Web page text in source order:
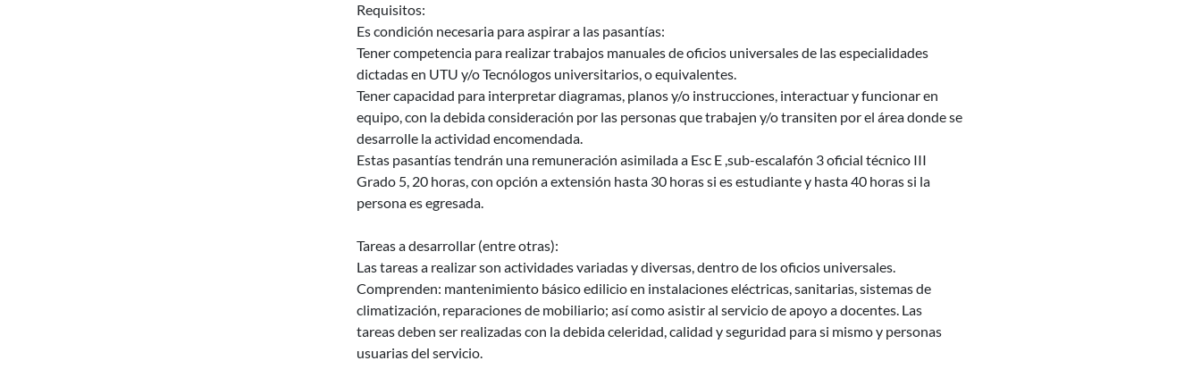
Requisitos:
Es condición necesaria para aspirar a las pasantías:
Tener competencia para realizar trabajos manuales de oficios universales de las especialidades
dictadas en UTU y/o Tecnólogos universitarios, o equivalentes.
Tener capacidad para interpretar diagramas, planos y/o instrucciones, interactuar y funcionar en
equipo, con la debida consideración por las personas que trabajen y/o transiten por el área donde se
desarrolle la actividad encomendada.
Estas pasantías tendrán una remuneración asimilada a Esc E ,sub-escalafón 3 oficial técnico III
Grado 5, 20 horas, con opción a extensión hasta 30 horas si es estudiante y hasta 40 horas si la
persona es egresada.
Tareas a desarrollar (entre otras):
Las tareas a realizar son actividades variadas y diversas, dentro de los oficios universales.
Comprenden: mantenimiento básico edilicio en instalaciones eléctricas, sanitarias, sistemas de
climatización, reparaciones de mobiliario; así como asistir al servicio de apoyo a docentes. Las
tareas deben ser realizadas con la debida celeridad, calidad y seguridad para si mismo y personas
usuarias del servicio.